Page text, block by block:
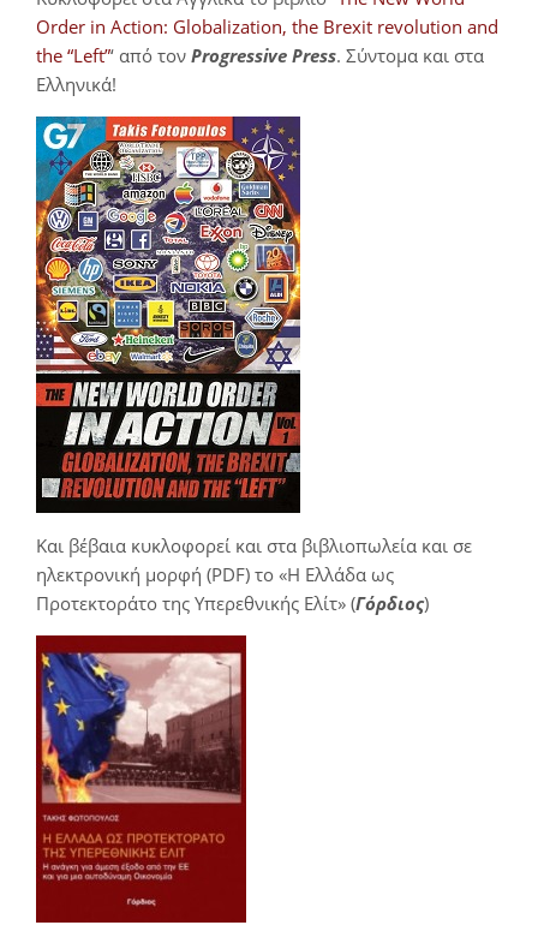
Order in Action: Globalization, the Brexit revolution and
the “Left”‘ από τον Progressive Press. Σύντομα και στα
Ελληνικά!
Και βέβαια κυκλοφορεί και στα βιβλιοπωλεία και σε
ηλεκτρονική μορφή (PDF) το «Η Ελλάδα ως
Προτεκτοράτο της Υπερεθνικής Ελίτ» (Γόρδιος)